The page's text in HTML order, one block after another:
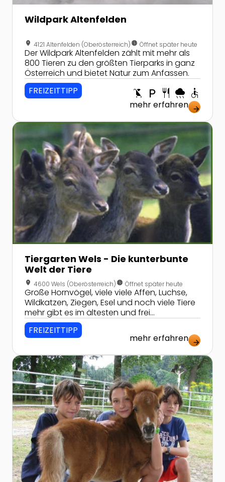
Wildpark Altenfelden
location_on 4121 Altenfelden (Oberösterreich)nest_clock_farsight_analog Öffnet später heute
Der Wildpark Altenfelden zählt mit mehr als
800 Tieren zu den größten Tierparks in ganz
Österreich und bietet Natur zum Anfassen.
FREIZEITTIPP
child_friendly local_parking restaurant rainy accessible
mehr erfahren arrow_forward
Zur Detailseite von Tiergarten Wels - Die
Tiergarten Wels - Die kunterbunte
Welt der Tiere
location_on 4600 Wels (Oberösterreich)nest_clock_farsight_analog Öffnet später heute
Große Hornvögel, viele viele Affen, Luchse,
Wildkatzen, Ziegen, Esel und noch viele Tiere
mehr gibt es im ältesten und frei
zugänglichen kunterbunten Zoo
Oberösterreichs zu bewundern!
FREIZEITTIPP
mehr erfahren arrow_forward
Zur Detailseite von Tiergarten und Reiterhof Walding